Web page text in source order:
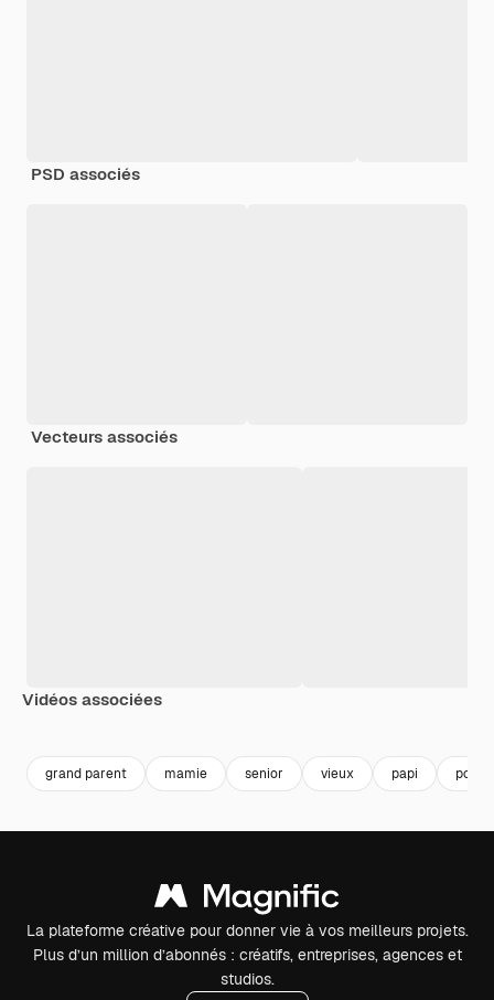
PSD associés
Vecteurs associés
Vidéos associées
grand parent mamie senior vieux papi
La plateforme créative pour donner vie à vos meilleurs projets.
Plus d’un million d’abonnés : créatifs, entreprises, agences et
studios.